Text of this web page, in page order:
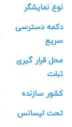
نوع نمایشگر
دکمه دسترسی
سریع
محل قرار گیری
تبلت
کشور سازنده
تحت لیسانس